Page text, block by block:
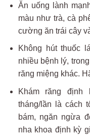
Ăn uống lành
màu như trà, cà
cường ăn trái cây
Không hút thuốc
nhiều bệnh lý,
răng miệng khác.
Khám răng
tháng/lần là cách
bám, ngăn ngừa
nha khoa định kỳ